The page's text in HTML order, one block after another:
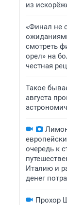
из
«Финал не
смотреть
орел» на
честная
Такое
августа
очередь к
Италию и
денег
Прохор